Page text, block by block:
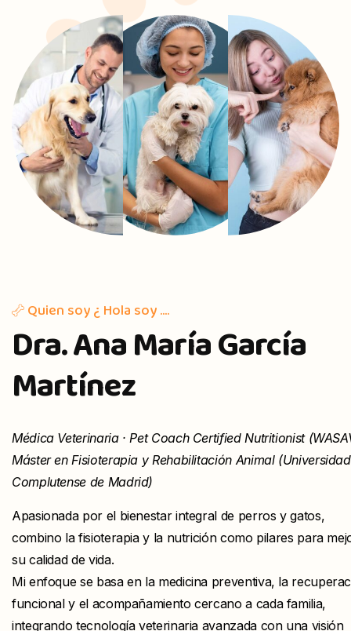
Quien soy ¿ Hola soy ….
Dra. Ana María García
Martínez
Médica Veterinaria · Pet Coach Certified Nutritionist
Máster en Fisioterapia y Rehabilitación Animal (Universidad
Complutense de Madrid)
Apasionada por el bienestar integral de perros y gatos,
combino la fisioterapia y la nutrición como pilares para
su calidad de vida.
Mi enfoque se basa en la medicina preventiva, la
funcional y el acompañamiento cercano a cada familia,
integrando tecnología veterinaria avanzada con una visión